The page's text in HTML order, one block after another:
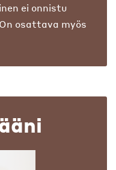
ei onnistu
osattava myös